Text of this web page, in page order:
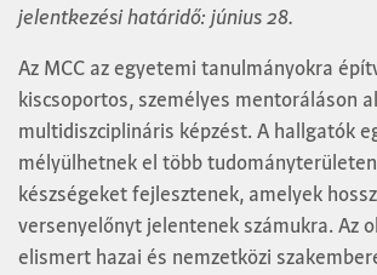
jelentkezési határidő: június 28.
Az MCC az egyetemi tanulmányokra
kiscsoportos, személyes mentoráláson
multidiszciplináris képzést. A hallgatók
mélyülhetnek el több
készségeket fejlesztenek, amelyek
versenyelőnyt jelentenek számukra. Az
elismert hazai és nemzetközi